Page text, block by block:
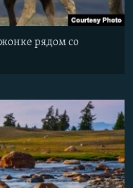
рядом со